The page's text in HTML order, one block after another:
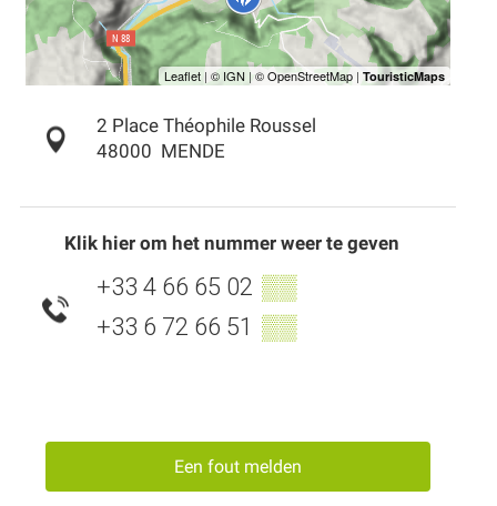
2 Place Théophile Roussel
48000 MENDE
Klik hier om het nummer weer te geven
+33 4 66 65 02 ▒▒
+33 6 72 66 51 ▒▒
Een fout melden